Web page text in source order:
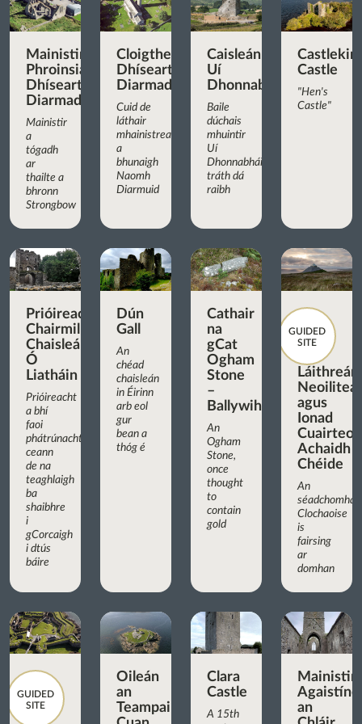
Mainistir
Phroinsiasach
Dhíseart
Diarmada
Mainistir
a
tógadh
ar
thailte a
bhronn
Strongbow
Cloigtheach
Dhíseart
Diarmada
Cuid de
láthair
mhainistreach
a
bhunaigh
Naomh
Diarmuid
Caisleán
Uí
Dhonnabháin
Baile
dúchais
mhuintir
Uí
Dhonnabháin
tráth dá
raibh
Castle
"Hen's
Castle"
Prióireacht
Chairmilíteach
Chaisleán
Ó
Liatháin
Prióireacht
a bhí
faoi
phátrúnacht
ceann
de na
teaghlaigh
ba
shaibhre
i
gCorcaigh
i dtús
báire
Dún
Gall
An
chéad
chaisleán
in Éirinn
arb eol
gur
bean a
thóg é
Cathair
na
gCat
Ogham
Stone
–
Ballywiheen
An
Ogham
Stone,
once
thought
to
contain
gold
GUIDED
SITE
Láithreán
agus
Ionad
Achaidh
Chéide
An
Clochaoise
is
fairsing
ar
domhan
GUIDED
SITE
Oileán
an
Teampaill,
Clara
Castle
A 15th
Mainistir
an